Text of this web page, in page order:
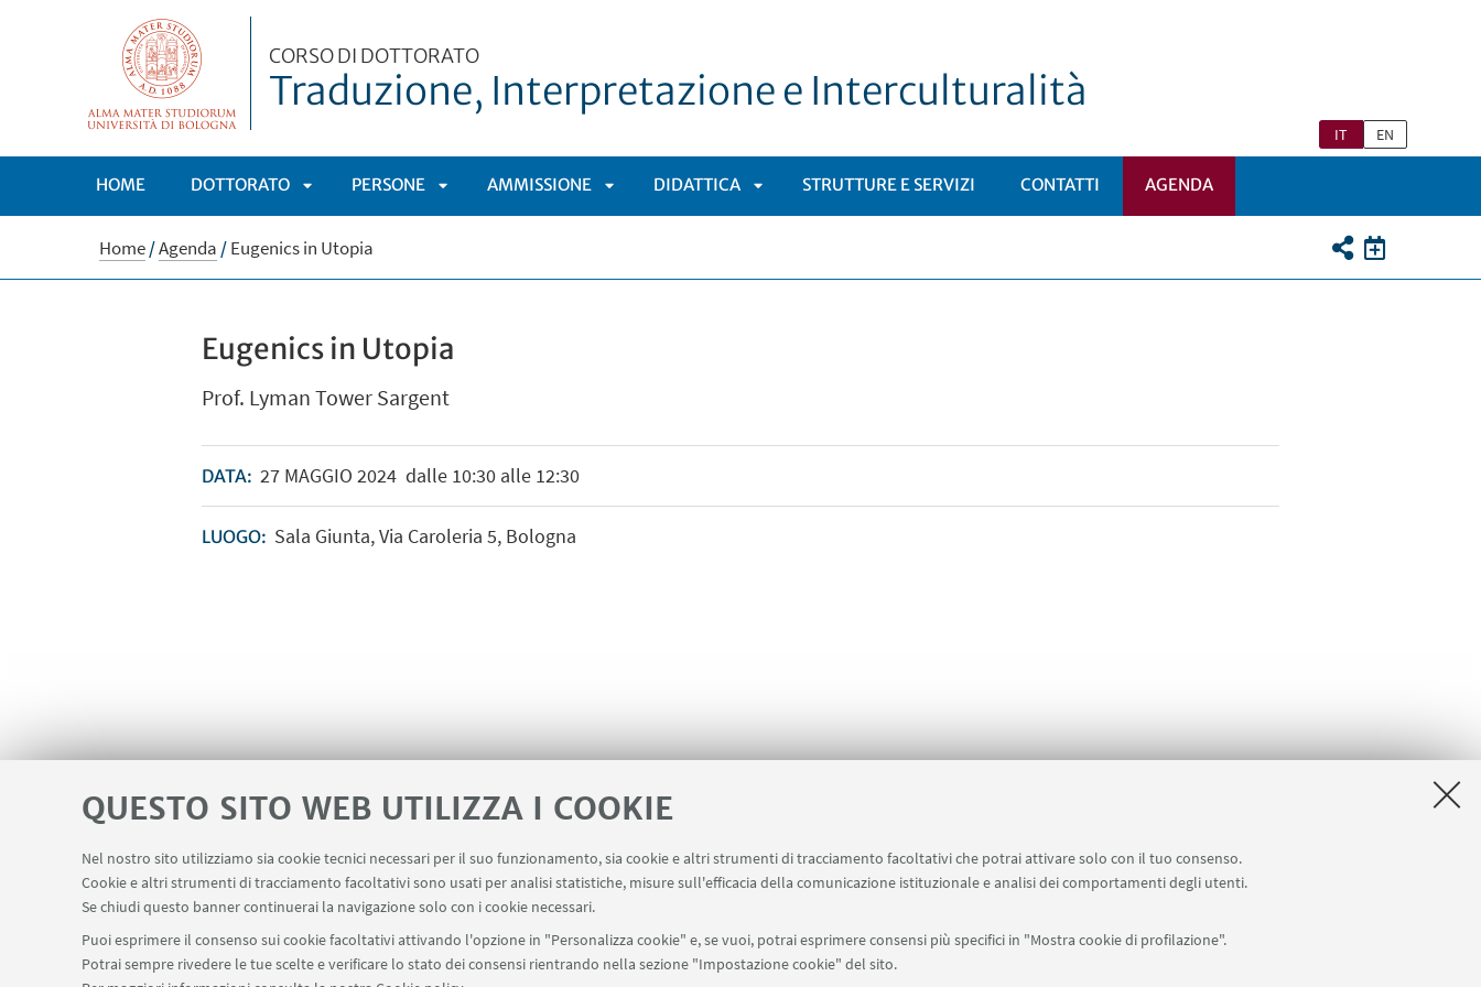
QUESTO SITO WEB UTILIZZA I COOKIE
Nel nostro sito utilizziamo sia cookie tecnici necessari per il suo funzionamento, sia cookie e altri strumenti di tracciamento facoltativi che potrai attivare solo con il tuo consenso.
Cookie e altri strumenti di tracciamento facoltativi sono usati per analisi statistiche, misure sull'efficacia della comunicazione istituzionale e analisi dei comportamenti degli utenti.
Se chiudi questo banner continuerai la navigazione solo con i cookie necessari.
Puoi esprimere il consenso sui cookie facoltativi attivando l'opzione in "Personalizza cookie" e, se vuoi, potrai esprimere consensi più specifici in "Mostra cookie di profilazione".
Potrai sempre rivedere le tue scelte e verificare lo stato dei consensi rientrando nella sezione "Impostazione cookie" del sito.
CORSO DI DOTTORATO
Traduzione, Interpretazione e Interculturalità
IT EN
HOME DOTTORATO
APRI
PERSONE AMMISSIONE DIDATTICA STRUTTURE E SERVIZI CONTATTI AGENDA
Home/Agenda /Eugenics in Utopia
Eugenics in Utopia
Prof. Lyman Tower Sargent
DATA: 27MAGGIO 2024dalle 10:30 alle 12:30
LUOGO: Sala Giunta, Via Caroleria 5, Bologna